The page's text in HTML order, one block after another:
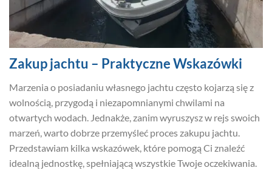
Zakup jachtu – Praktyczne Wskazówki
Marzenia o posiadaniu własnego jachtu często kojarzą się z
wolnością, przygodą i niezapomnianymi chwilami na
otwartych wodach. Jednakże, zanim wyruszysz w rejs swoich
marzeń, warto dobrze przemyśleć proces zakupu jachtu.
Przedstawiam kilka wskazówek, które pomogą Ci znaleźć
idealną jednostkę, spełniającą wszystkie Twoje oczekiwania.